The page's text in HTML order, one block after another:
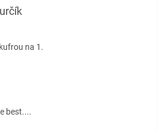
obchodu je 5 z 5 hviezdičiek.
na 1.
obchodu je 5 z 5 hviezdičiek.
best....